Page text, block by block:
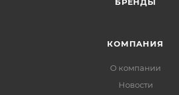
БРЕНДЫ
КОМПАНИЯ
О компании
Новости